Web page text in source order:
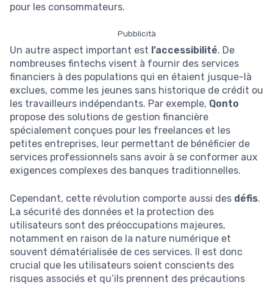
pour les consommateurs.
Pubblicità
Un autre aspect important est l’accessibilité. De
nombreuses fintechs visent à fournir des services
financiers à des populations qui en étaient jusque-là
exclues, comme les jeunes sans historique de crédit ou
les travailleurs indépendants. Par exemple, Qonto
propose des solutions de gestion financière
spécialement conçues pour les freelances et les
petites entreprises, leur permettant de bénéficier de
services professionnels sans avoir à se conformer aux
exigences complexes des banques traditionnelles.
Cependant, cette révolution comporte aussi des défis.
La sécurité des données et la protection des
utilisateurs sont des préoccupations majeures,
notamment en raison de la nature numérique et
souvent dématérialisée de ces services. Il est donc
crucial que les utilisateurs soient conscients des
risques associés et qu’ils prennent des précautions